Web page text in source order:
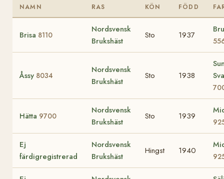
NAMN RAS KÖN FÖDD
Brisa 8110
Nordsvensk
Brukshäst
Sto 1937
Åssy 8034
Nordsvensk
Brukshäst
Sto 1938
Hätta 9700
Nordsvensk
Brukshäst
Sto 1939
Ej
färdigregistrerad
Nordsvensk
Brukshäst
Hingst 1940